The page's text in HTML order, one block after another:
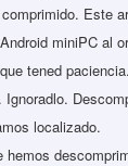
Este
miniPC al
tened
localizado.